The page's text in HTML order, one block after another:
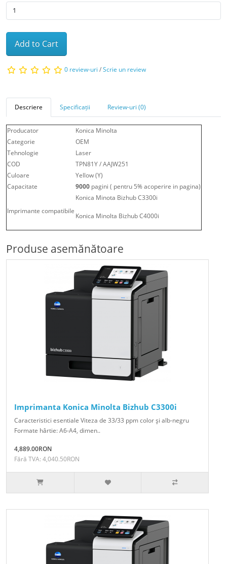
Add to Cart
0 review-uri /Scrie un review
Descriere Specificații Review-uri (0)
Producator
Konica Minolta
Categorie
OEM
Tehnologie
Laser
COD
TPN81Y / AAJW251
Culoare
Yellow (Y)
Capacitate
9000 pagini ( pentru 5% acoperire in pagina)
Imprimante compatibile
Konica Minota Bizhub C3300i
Konica Minolta Bizhub C4000i
Produse asemănătoare
Imprimanta Konica Minolta Bizhub C3300i
Caracteristici esentiale Viteza de 33/33 ppm color şi alb-negru
Formate hârtie: A6-A4, dimen..
4,889.00RON
Fără TVA: 4,040.50RON